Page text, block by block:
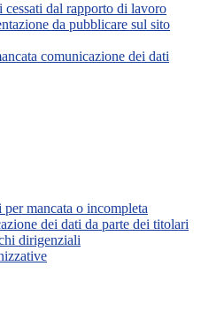
cessati dal rapporto di lavoro
da pubblicare sul sito
comunicazione dei dati
per mancata o incompleta
dei dati da parte dei titolari
dirigenziali